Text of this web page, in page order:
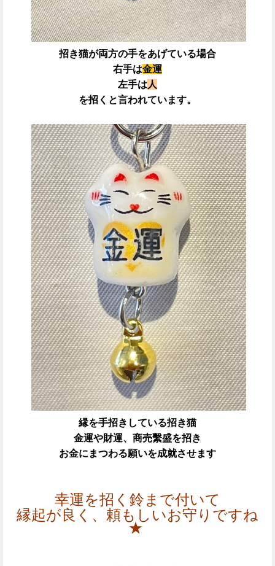
招き猫が両方の手をあげている場合
右手は金運
左手は 人
を招くと言われています。
縁を手招きしている招き猫
金運や財運、商売繫盛を招き
お金にまつわる願いを成就させます
幸運を招く鈴まで付いて
縁起が良く、頼もしいお守りですね
★